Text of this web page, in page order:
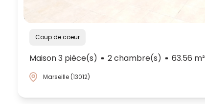
Coup de coeur
Maison 3 pièce(s) 2 chambre(s) 63.56 m²
Marseille (13012)